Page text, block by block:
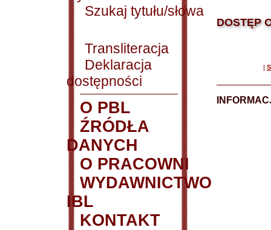
Szukaj tytułu/słowa
Transliteracja
Deklaracja
dostępności
O PBL
ŹRÓDŁA
DANYCH
O PRACOWNI
WYDAWNICTWO
IBL
KONTAKT
DOSTĘP
|